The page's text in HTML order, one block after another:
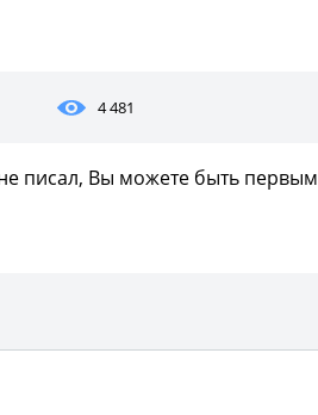
4 481
писал, Вы можете быть первым